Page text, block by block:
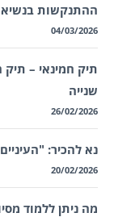
ההתנקשות
04/03/2026
תיק חמינאי – תיק
שנייה
26/02/2026
נא להכיר:
20/02/2026
מה ניתן ללמוד